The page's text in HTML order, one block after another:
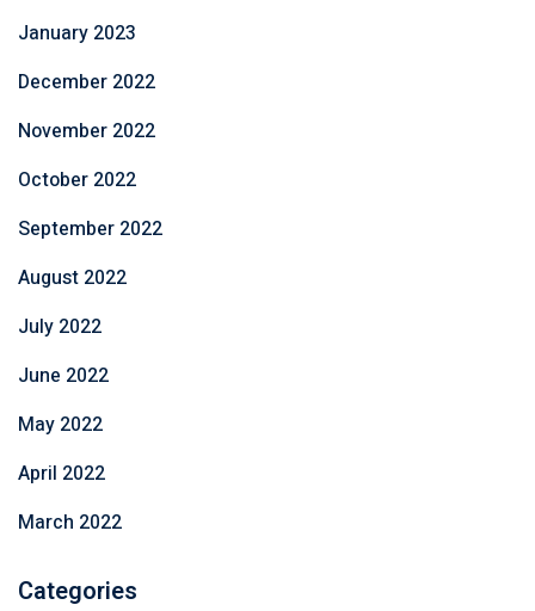
January 2023
December 2022
November 2022
October 2022
September 2022
August 2022
July 2022
June 2022
May 2022
April 2022
March 2022
Categories